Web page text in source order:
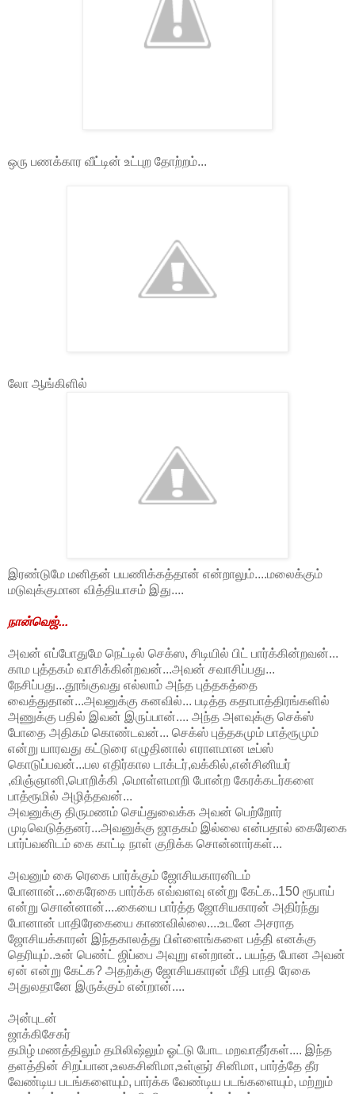
ஒரு பணக்கார வீட்டின் உட்புற தோற்றம்...
லோ ஆங்கிளில்
இரண்டுமே மனிதன் பயணிக்கத்தான் என்றாலும்....மலைக்கும்
மடுவுக்குமான வித்தியாசம் இது....
நான்வெஜ்...
அவன் எப்போதுமே நெட்டில் செக்ஸ, சிடியில் பிட் பார்க்கின்றவன்...
காம புத்தகம் வாசிக்கின்றவன்...அவன் சவாசிப்பது...
நேசிப்பது...தூங்குவது எல்லாம் அந்த புத்தகத்தை
வைத்துதான்...அவனுக்கு கனவில்... படித்த கதாபாத்திரங்களில்
அணுக்கு பதில் இவன் இருப்பான்.... அந்த அளவுக்கு செக்ஸ்
போதை அதிகம் கொண்டவன்... செக்ஸ் புத்தகமும் பாத்ரூமும்
என்று யாரவது கட்டுரை எழுதினால் எராளமான டீப்ஸ்
கொடுப்பவன்...பல எதிர்கால டாக்டர்,வக்கில்,என்சினியர்
,விஞ்ஞானி,பொறிக்கி ,மொள்ளமாறி போன்ற கேரக்கடர்களை
பாத்ரூமில் அழித்தவன்...
அவனுக்கு திருமணம் செய்துவைக்க அவன் பெற்றோர்
முடிவெடுத்தனர்...அவனுக்கு ஜாதகம் இல்லை என்பதால் கைரேகை
பார்ப்வனிடம் கை காட்டி நாள் குறிக்க சொன்னார்கள்...
அவனும் கை ரெகை பார்க்கும் ஜோசியகாரனிடம்
போனான்...கைரேகை பார்க்க எவ்வளவு என்று கேட்க..150 ரூபாய்
என்று சொன்னான்....கையை பார்த்த ஜோசியகாரன் அதிர்ந்து
போனான் பாதிரேகையை காணவில்லை....உடனே அசராத
ஜோசியக்காரன் இந்தகாலத்து பிள்ளைங்களை பத்தி் எனக்கு
தெரியும்..உன் பெண்ட் ஜிப்பை அவுறு என்றான்.. பயந்த போன அவன்
ஏன் என்று கேட்க? அதற்க்கு ஜோசியகாரன் மீதி பாதி ரேகை
அதுலதானே இருக்கும் என்றான்....
அன்புடன்
ஜாக்கிசேகர்
தமிழ் மணத்திலும் தமிலிஷ்லும் ஓட்டு போட மறவாதீர்கள்.... இந்த
தளத்தின் சிறப்பான,உலகசினிமா,உள்ளுர் சினிமா, பார்த்தே தீர
வேண்டிய படங்களையும், பார்க்க வேண்டிய படங்களையும், மற்றும்